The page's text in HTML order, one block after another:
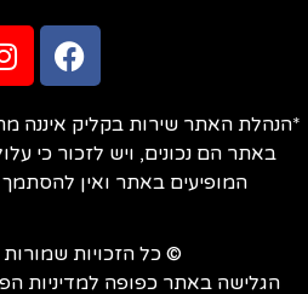
*הנהלת האתר שירות בקליק איננה
באתר הם נכונים, ויש לזכור כי
המופיעים באתר ואין
© כל הזכויות שמורות שנת
הגלישה באתר כפופה למדיניות